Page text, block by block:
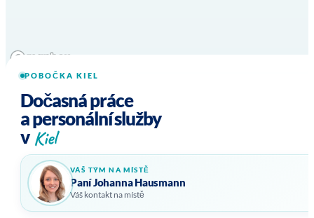
POBOČKA KIEL
Dočasná práce
a personální služby
v Kiel
VÁŠ TÝM NA MÍSTĚ
Paní Johanna Hausmann
Váš kontakt na místě